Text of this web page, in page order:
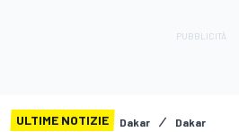
ULTIME NOTIZIE Dakar Dakar